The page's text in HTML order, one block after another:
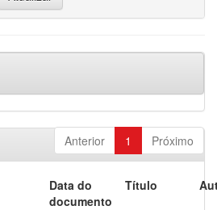
Anterior 1 Próximo
Data do
documento
Título